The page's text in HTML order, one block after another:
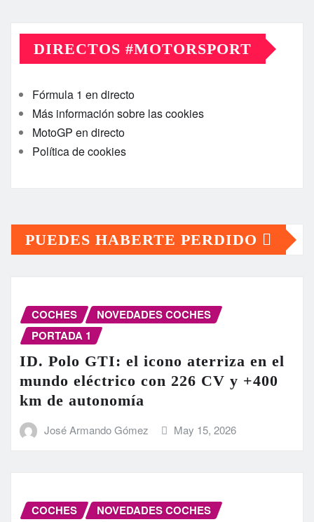
DIRECTOS #MOTORSPORT
Fórmula 1 en directo
Más información sobre las cookies
MotoGP en directo
Política de cookies
PUEDES HABERTE PERDIDO
COCHES
NOVEDADES COCHES
PORTADA 1
ID. Polo GTI: el icono aterriza en el
mundo eléctrico con 226 CV y +400
km de autonomía
José Armando Gómez May 15, 2026
COCHES
NOVEDADES COCHES